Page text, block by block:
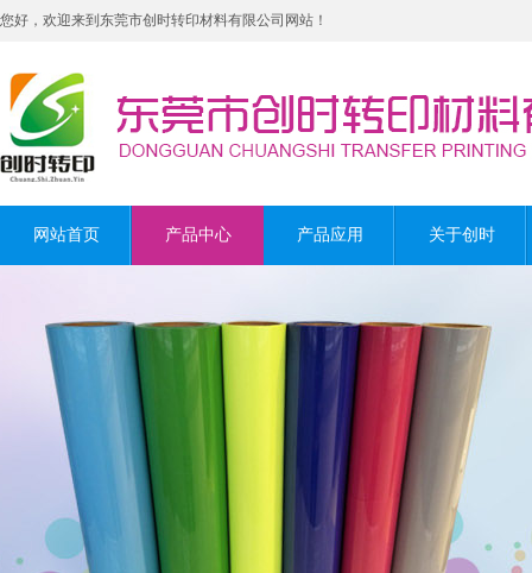
您好，欢迎来到东莞市创时转印材料有限公司网站！
网站首页 产品中心 产品应用 关于创时